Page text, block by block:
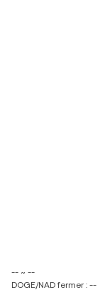
-- ~ --
DOGE/NAD fermer : --